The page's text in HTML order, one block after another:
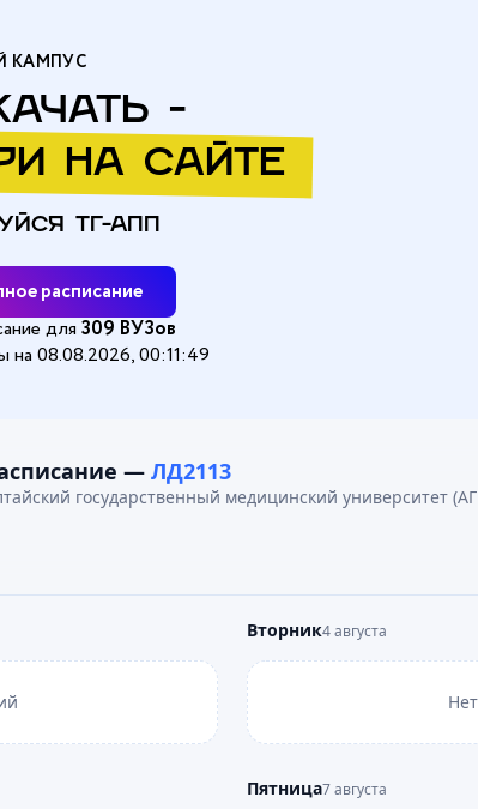
КАМПУС
-
НА САЙТЕ
ТГ-АПП
расписание
для 309 ВУЗов
на 08.08.2026, 00:11:49
медицинский университет (АГМУ)
— ЛД2113
государственный медицинский университет
Вторник4 августа
Пятница7 августа